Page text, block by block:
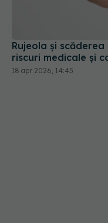
Rujeola și scăderea
riscuri medicale și
18 apr 2026, 14:45